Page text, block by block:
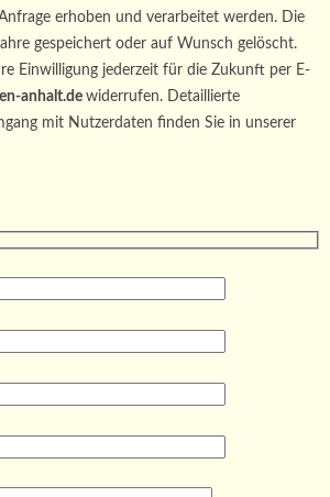
erhoben und verarbeitet werden. Die
gespeichert oder auf Wunsch gelöscht.
Einwilligung jederzeit für die Zukunft per E-
anhalt.de widerrufen. Detaillierte
mit Nutzerdaten finden Sie in unserer